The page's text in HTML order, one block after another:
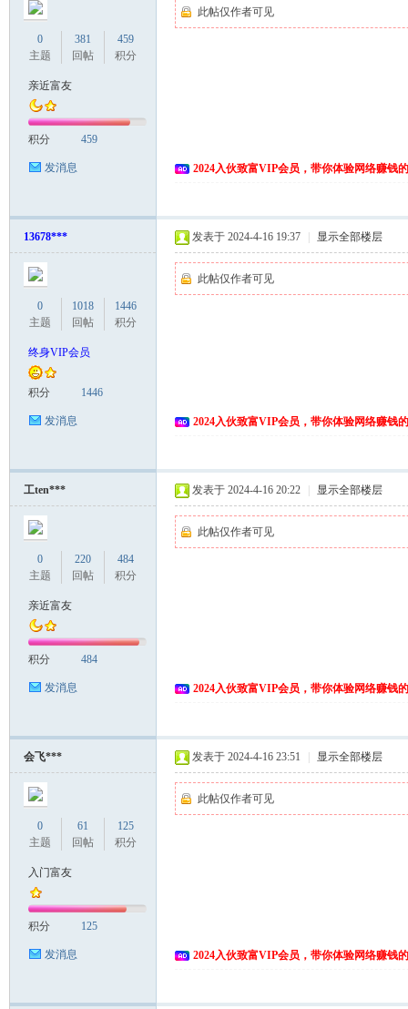
0
主题
381
回帖
459
积分
亲近富友
积分 459
发消息
此帖仅作者可见
2024入伙致富VIP会员，带你体验网络赚钱
13678***
0
主题
1018
回帖
1446
积分
终身VIP会员
积分 1446
发消息
发表于 2024-4-16 19:37 显示全部楼层
此帖仅作者可见
2024入伙致富VIP会员，带你体验网络赚钱
工ten***
0
主题
220
回帖
484
积分
亲近富友
积分 484
发消息
发表于 2024-4-16 20:22 显示全部楼层
此帖仅作者可见
2024入伙致富VIP会员，带你体验网络赚钱
会飞***
0
主题
61
回帖
125
积分
入门富友
积分 125
发消息
发表于 2024-4-16 23:51 显示全部楼层
此帖仅作者可见
2024入伙致富VIP会员，带你体验网络赚钱